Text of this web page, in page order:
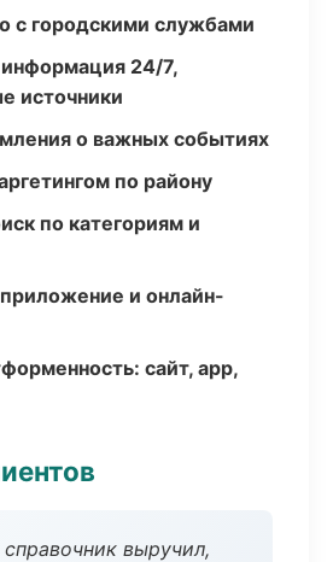
с городскими службами
24/7,
источники
о важных событиях
по району
по категориям и
и онлайн-
сайт, app,
выручил,